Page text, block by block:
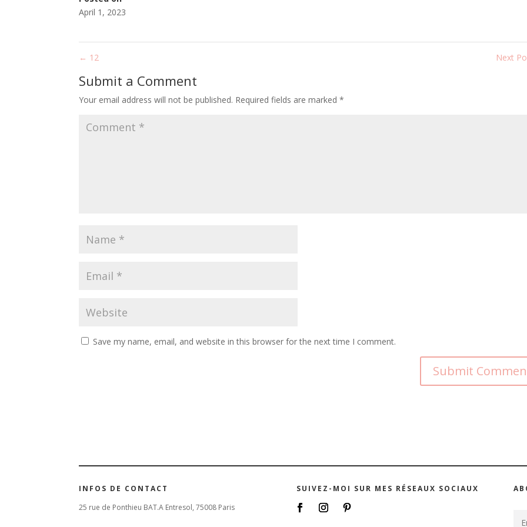
April 1, 2023
← 12 Next
Submit a Comment
Your email address will not be published. Required fields are marked*
Save my name, email, and website in this browser for the next time I comment.
INFOS DE CONTACT
25 rue de Ponthieu BAT.A Entresol, 75008 Paris
SUIVEZ-MOI SUR MES RÉSEAUX SOCIAUX